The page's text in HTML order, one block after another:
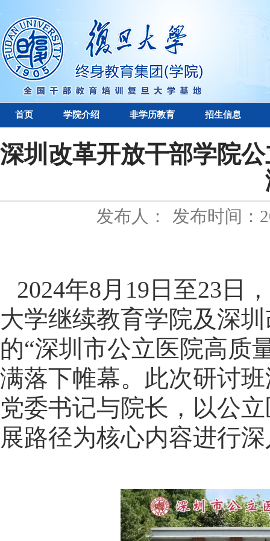
首页 学院介绍 非学历教育 招生信息
深圳改革开放干部学院
发布人： 发布时间：
2024年8月 19 日至23 日
大学继续教育学院及深
的“深圳市公立医院高质
满落下帷幕。此次研讨
党委书记与院长，以公
展路径为核心内容进行